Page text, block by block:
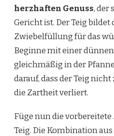
herzhaften Genuss, der
Gericht ist. Der Teig bildet
Zwiebelfüllung für das
Beginne mit einer dünnen
gleichmäßig in der
darauf, dass der Teig
die Zartheit verliert.
Füge nun die
Teig. Die Kombination